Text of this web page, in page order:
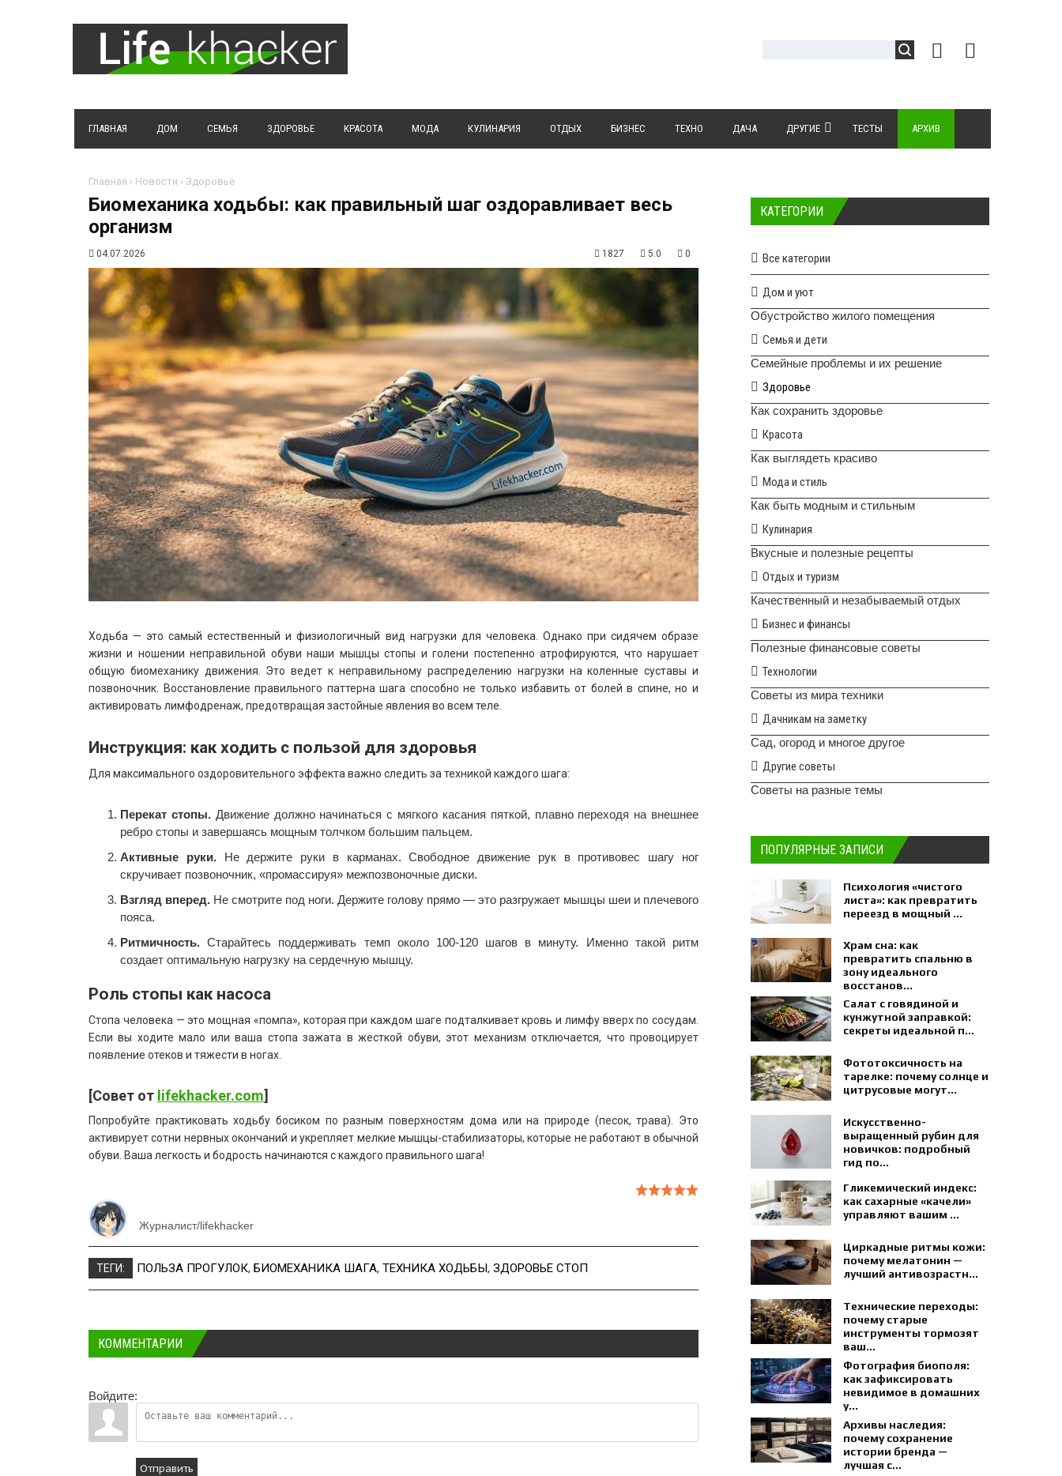
ГЛАВНАЯ ДОМ СЕМЬЯ ЗДОРОВЬЕ КРАСОТА МОДА КУЛИНАРИЯ ОТДЫХ БИЗНЕС ТЕХНО ДАЧА ДРУГИЕ ТЕСТЫ АРХИВ
Главная › Новости › Здоровье
Биомеханика ходьбы: как правильный шаг оздоравливает весь
организм
04.07.2026 1827 5.0 0
Ходьба — это самый естественный и физиологичный вид нагрузки для человека. Однако при сидячем образе
жизни и ношении неправильной обуви наши мышцы стопы и голени постепенно атрофируются, что нарушает
общую биомеханику движения. Это ведет к неправильному распределению нагрузки на коленные суставы и
позвоночник. Восстановление правильного паттерна шага способно не только избавить от болей в спине, но и
активировать лимфодренаж, предотвращая застойные явления во всем теле.
Инструкция: как ходить с пользой для здоровья
Для максимального оздоровительного эффекта важно следить за техникой каждого шага:
Перекат стопы.Движение должно начинаться с мягкого касания пяткой, плавно переходя на внешнее
ребро стопы и завершаясь мощным толчком большим пальцем.
Активные руки.Не держите руки в карманах. Свободное движение рук в противовес шагу ног
скручивает позвоночник, «промассируя» межпозвоночные диски.
Взгляд вперед. Не смотрите под ноги. Держите голову прямо — это разгружает мышцы шеи и плечевого
пояса.
Ритмичность. Старайтесь поддерживать темп около 100-120 шагов в минуту. Именно такой ритм
создает оптимальную нагрузку на сердечную мышцу.
Роль стопы как насоса
Стопа человека — это мощная «помпа», которая при каждом шаге подталкивает кровь и лимфу вверх по сосудам.
Если вы ходите мало или ваша стопа зажата в жесткой обуви, этот механизм отключается, что провоцирует
появление отеков и тяжести в ногах.
[Совет от lifekhacker.com]
Попробуйте практиковать ходьбу босиком по разным поверхностям дома или на природе (песок, трава). Это
активирует сотни нервных окончаний и укрепляет мелкие мышцы-стабилизаторы, которые не работают в обычной
обуви. Ваша легкость и бодрость начинаются с каждого правильного шага!
Журналист/lifekhacker
ТЕГИ: ПОЛЬЗА ПРОГУЛОК, БИОМЕХАНИКА ШАГА, ТЕХНИКА ХОДЬБЫ, ЗДОРОВЬЕ СТОП
КОММЕНТАРИИ
Войдите:
Отправить
КАТЕГОРИИ
Все категории
Дом и уют
Обустройство жилого помещения
Семья и дети
Семейные проблемы и их решение
Здоровье
Как сохранить здоровье
Красота
Как выглядеть красиво
Мода и стиль
Как быть модным и стильным
Кулинария
Вкусные и полезные рецепты
Отдых и туризм
Качественный и незабываемый отдых
Бизнес и финансы
Полезные финансовые советы
Технологии
Советы из мира техники
Дачникам на заметку
Сад, огород и многое другое
Другие советы
Советы на разные темы
ПОПУЛЯРНЫЕ ЗАПИСИ
Психология «чистого
листа»: как превратить
переезд в мощный ...
Храм сна: как
превратить спальню в
зону идеального
восстанов...
Салат с говядиной и
кунжутной заправкой:
секреты идеальной п...
Фототоксичность на
тарелке: почему солнце и
цитрусовые могут...
Искусственно-
выращенный рубин для
новичков: подробный
гид по...
Гликемический индекс:
как сахарные «качели»
управляют вашим ...
Циркадные ритмы кожи:
почему мелатонин —
лучший антивозрастн...
Технические переходы:
почему старые
инструменты тормозят
ваш...
Фотография биополя:
как зафиксировать
невидимое в домашних
у...
Архивы наследия:
почему сохранение
истории бренда —
лучшая с...